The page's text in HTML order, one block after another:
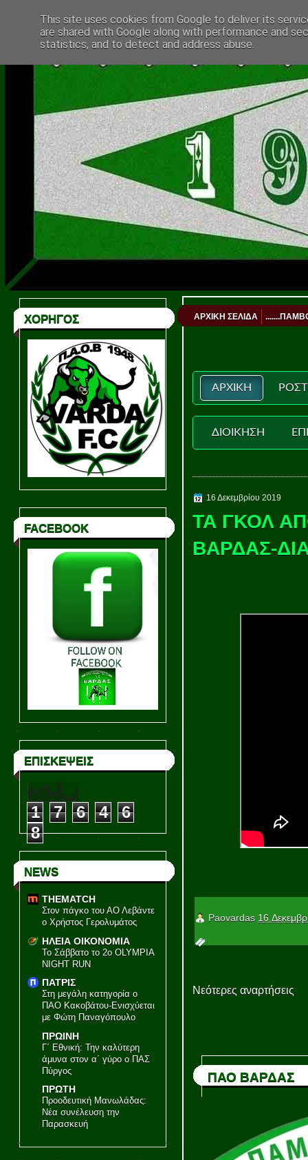
ΧΟΡΗΓΟΣ
FACEBOOK
ΕΠΙΣΚΕΨΕΙΣ
1 7 6 4
6
8
NEWS
THEMATCH
Στον πάγκο του ΑΟ Λεβάντε
ο Χρήστος Γερολυμάτος
ΗΛΕΙΑ ΟΙΚΟΝΟΜΙΑ
Το Σάββατο το 2ο OLYMPIA
NIGHT RUN
ΠΑΤΡΙΣ
Στη μεγάλη κατηγορία ο
ΠΑΟ Κακοβάτου-Ενισχύεται
με Φώτη Παναγόπουλο
ΠΡΩΙΝΗ
Γ΄ Εθνική: Την καλύτερη
άμυνα στον α΄ γύρο ο ΠΑΣ
Πύργος
ΠΡΩΤΗ
Προοδευτική Μανωλάδας:
Νέα συνέλευση την
Παρασκευή
ΑΡΧΙΚΗ ΣΕΛΙΔΑ
ΑΡΧΙΚΗ
ΔΙΟΙΚΗΣΗ
16 Δεκεμβρίου 2019
ΤΑ ΓΚΟΛ
ΒΑΡΔΑΣ-
Paovardas 16
Νεότερες αναρτήσεις
ΠΑΟ ΒΑΡΔΑΣ
This site uses cookies from Google to deliver its
are shared with Google along with performance and
statistics, and to detect and address abuse.